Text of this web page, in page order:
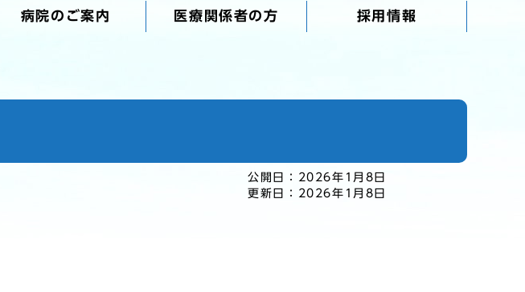
病院のご案内 医療関係者の方 採用情報
公開日：
2026年1月8日
更新日：
2026年1月8日